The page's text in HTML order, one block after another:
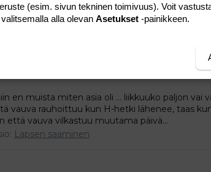
kotona, vaikka ensimmäinen synnytys
missään nimessä haluaisi vaarantaa
kotona, niin mielestäni sinun...
en muista miten asia oli ... liikkuuko paljon vai
vauva rauhoittuu kun H-hetki lähenee, taas
että vauva vilkastuu muutama päivä...
Lapsen saaminen
(esim. sivun tekninen toimivuus). Voit
alla olevan Asetukset -painikkeen.